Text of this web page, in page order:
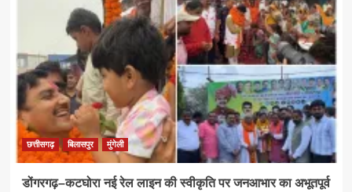
छत्तीसगढ़ बिलासपुर मुंगेली
डोंगरगढ़–कटघोरा नई रेल लाइन की स्वीकृति पर जनआभार का अभूतपूर्व